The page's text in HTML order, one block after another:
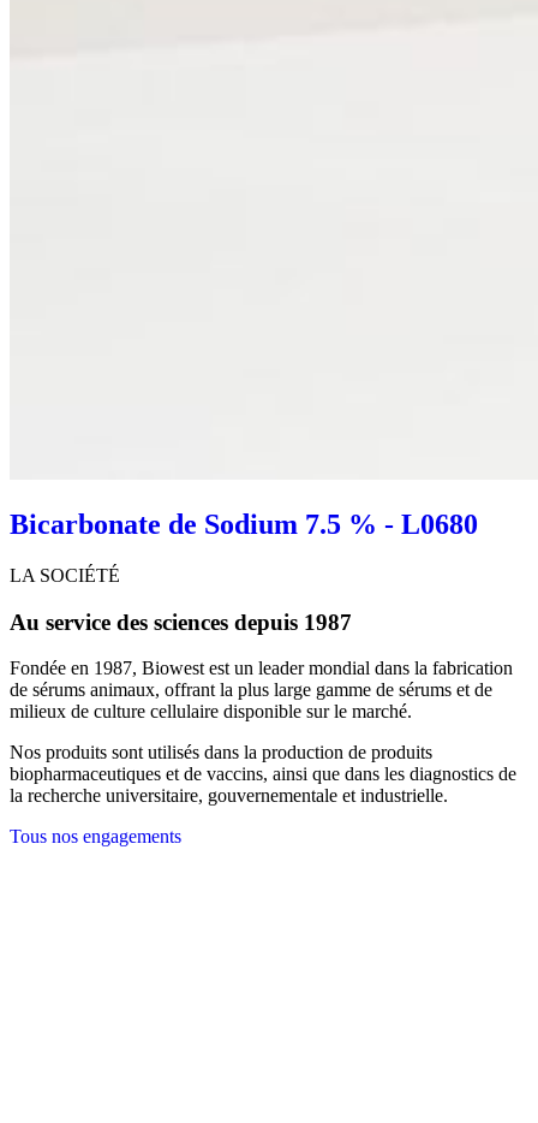
Bicarbonate de Sodium 7.5 % - L0680
LA SOCIÉTÉ
Au service des sciences depuis 1987
Fondée en 1987, Biowest est un leader mondial dans la fabrication
de sérums animaux, offrant la plus large gamme de sérums et de
milieux de culture cellulaire disponible sur le marché.
Nos produits sont utilisés dans la production de produits
biopharmaceutiques et de vaccins, ainsi que dans les diagnostics de
la recherche universitaire, gouvernementale et industrielle.
Tous nos engagements